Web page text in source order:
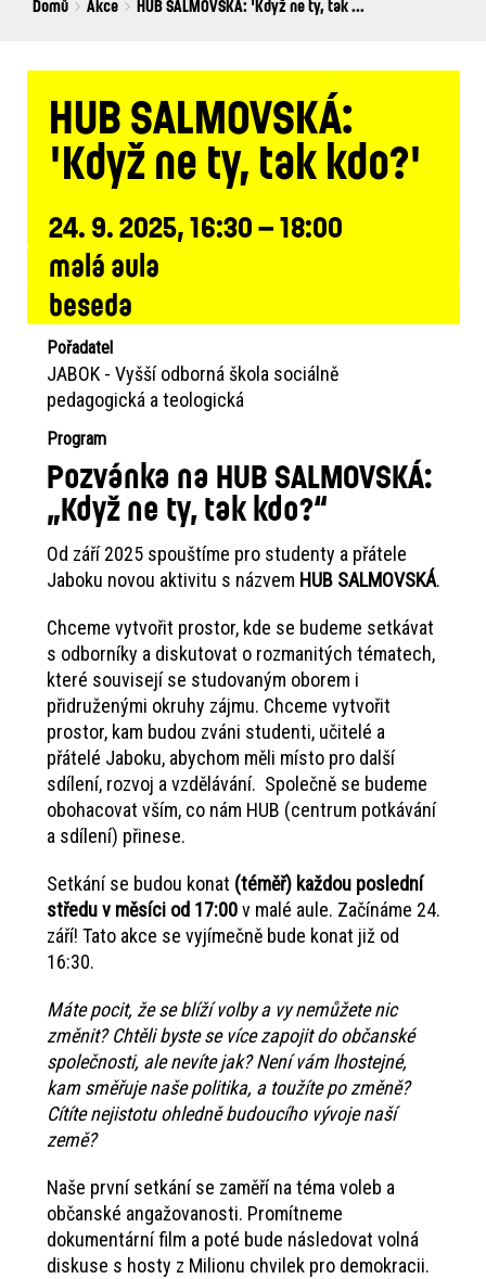
Breadcrumbs
You
Domů Akce HUB SALMOVSKÁ: 'Když ne ty, tak ...
HUB SALMOVSKÁ:
'Když ne ty, tak kdo?'
24. 9. 2025, 16:30 – 18:00
malá aula
beseda
Pořadatel
JABOK - Vyšší odborná škola sociálně
pedagogická a teologická
Program
Pozvánka na HUB SALMOVSKÁ:
„Když ne ty, tak kdo?“
Od září 2025 spouštíme pro studenty a přátele
Jaboku novou aktivitu s názvem HUB SALMOVSKÁ.
Chceme vytvořit prostor, kde se budeme setkávat
s odborníky a diskutovat o rozmanitých tématech,
které souvisejí se studovaným oborem i
přidruženými okruhy zájmu. Chceme vytvořit
prostor, kam budou zváni studenti, učitelé a
přátelé Jaboku, abychom měli místo pro další
sdílení, rozvoj a vzdělávání. Společně se budeme
obohacovat vším, co nám HUB (centrum potkávání
a sdílení) přinese.
Setkání se budou konat (téměř) každou poslední
středu v měsíci od 17:00v malé aule. Začínáme 24.
září! Tato akce se vyjímečně bude konat již od
16:30.
Máte pocit, že se blíží volby a vy nemůžete nic
změnit? Chtěli byste se více zapojit do občanské
společnosti, ale nevíte jak? Není vám lhostejné,
kam směřuje naše politika, a toužíte po změně?
Cítíte nejistotu ohledně budoucího vývoje naší
země?
Naše první setkání se zaměří na téma voleb a
občanské angažovanosti. Promítneme
dokumentární film a poté bude následovat volná
diskuse s hosty z Milionu chvilek pro demokracii.